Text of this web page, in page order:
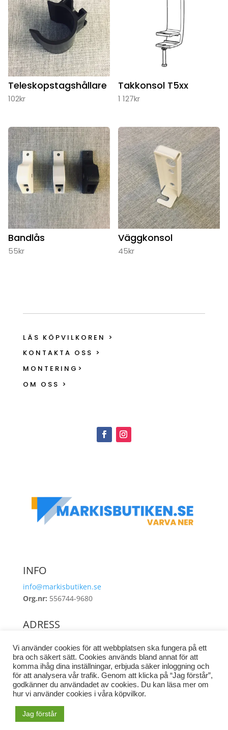
Teleskopstagshållare
102kr
Takkonsol T5xx
1 127kr
Bandlås
55kr
Väggkonsol
45kr
LÄS KÖPVILKOREN >
KONTAKTA OSS >
MONTERING>
OM OSS >
INFO
info@markisbutiken.se
Org.nr: 556744-9680
ADRESS
462 38 Vänersborg
Vi använder cookies för att webbplatsen ska fungera på ett
bra och säkert sätt. Cookies används bland annat för att
komma ihåg dina inställningar, erbjuda säker inloggning och
för att analysera vår trafik. Genom att klicka på “Jag förstår”,
godkänner du användadet av cookies. Du kan läsa mer om
hur vi använder cookies i våra köpvilkor.
Jag förstår